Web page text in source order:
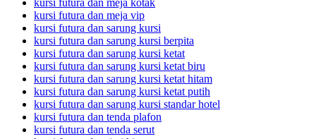
kursi futura dan meja kotak
kursi futura dan meja vip
kursi futura dan sarung kursi
kursi futura dan sarung kursi berpita
kursi futura dan sarung kursi ketat
kursi futura dan sarung kursi ketat biru
kursi futura dan sarung kursi ketat hitam
kursi futura dan sarung kursi ketat putih
kursi futura dan sarung kursi standar hotel
kursi futura dan tenda plafon
kursi futura dan tenda serut